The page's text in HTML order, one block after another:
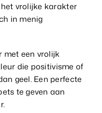
vrolijke karakter
in menig
met een vrolijk
die positivisme of
geel. Een perfecte
te geven aan